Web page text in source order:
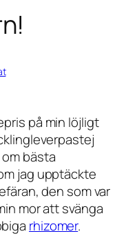
på min löjligt
om bästa
jag upptäckte
den som var
mor att svänga
rhizomer.